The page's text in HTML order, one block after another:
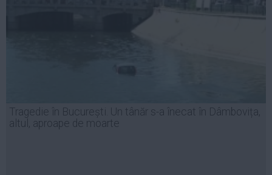
Tragedie în București. Un tânăr s-a înecat în Dâmbovița,
altul, aproape de moarte